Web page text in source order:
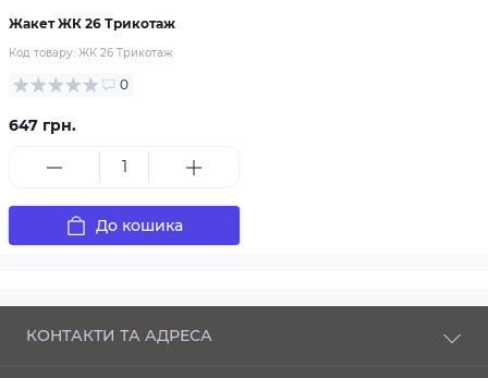
Жакет ЖК 26 Трикотаж
Код товару: ЖК 26 Трикотаж
0
647 грн.
До кошика
КОНТАКТИ ТА АДРЕСА